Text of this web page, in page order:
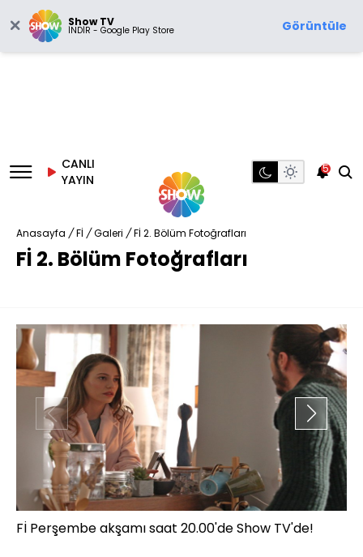
Show TV
İNDİR - Google Play Store Görüntüle
CANLI
YAYIN
5
Anasayfa / Fİ / Galeri / Fİ 2. Bölüm Fotoğrafları
Fİ 2. Bölüm Fotoğrafları
Fİ Perşembe akşamı saat 20.00'de Show TV'de!